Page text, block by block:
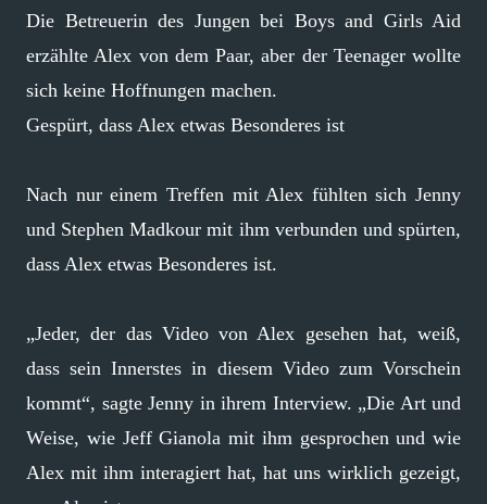
Die Betreuerin des Jungen bei Boys and Girls Aid
erzählte Alex von dem Paar, aber der Teenager wollte
sich keine Hoffnungen machen.
Gespürt, dass Alex etwas Besonderes ist
Nach nur einem Treffen mit Alex fühlten sich Jenny
und Stephen Madkour mit ihm verbunden und spürten,
dass Alex etwas Besonderes ist.
„Jeder, der das Video von Alex gesehen hat, weiß,
dass sein Innerstes in diesem Video zum Vorschein
kommt“, sagte Jenny in ihrem Interview. „Die Art und
Weise, wie Jeff Gianola mit ihm gesprochen und wie
Alex mit ihm interagiert hat, hat uns wirklich gezeigt,